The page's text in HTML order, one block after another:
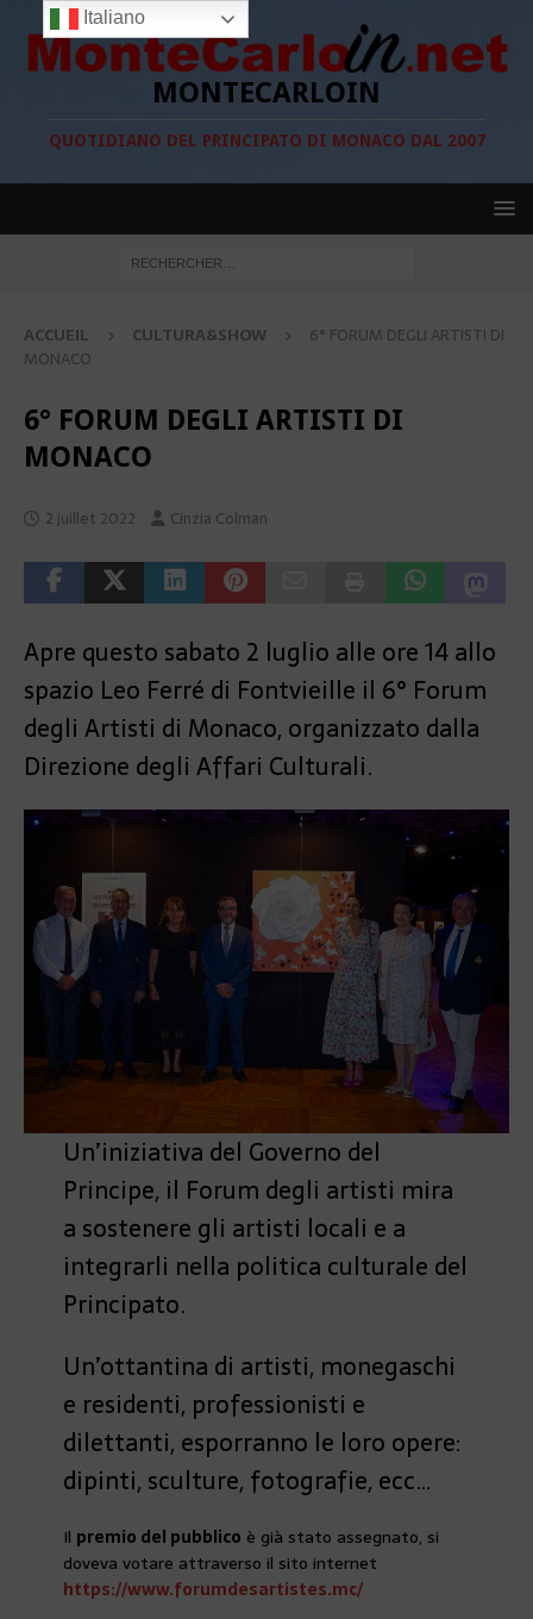
MONTECARLOIN
QUOTIDIANO DEL PRINCIPATO DI MONACO DAL 2007
ACCUEIL CULTURA&SHOW
6° FORUM DEGLI ARTISTI DI
MONACO
6° FORUM DEGLI ARTISTI DI
MONACO
2 juillet 2022 Cinzia Colman
Apre questo sabato 2 luglio alle ore 14 allo
spazio Leo Ferré di Fontvieille il 6° Forum
degli Artisti di Monaco, organizzato dalla
Direzione degli Affari Culturali.
Un’iniziativa del Governo del
Principe, il Forum degli artisti mira
a sostenere gli artisti locali e a
integrarli nella politica culturale del
Principato.
Un’ottantina di artisti, monegaschi
e residenti, professionisti e
dilettanti, esporranno le loro opere:
dipinti, sculture, fotografie, ecc…
Il premio del pubblico è già stato assegnato, si
doveva votare attraverso il sito internet
https://www.forumdesartistes.mc/
Italiano